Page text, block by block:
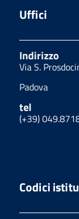
Uffici
Indirizzo
Via S.
Padova
tel
(+39)
Codici